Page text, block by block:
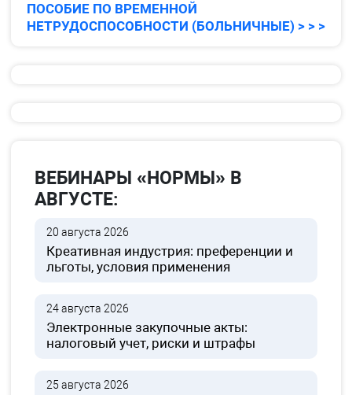
ПОСОБИЕ ПО ВРЕМЕННОЙ
НЕТРУДОСПОСОБНОСТИ (БОЛЬНИЧНЫЕ) > > >
ВЕБИНАРЫ «НОРМЫ» В
АВГУСТЕ:
20 августа 2026
Креативная индустрия: преференции и
льготы, условия применения
24 августа 2026
Электронные закупочные акты:
налоговый учет, риски и штрафы
25 августа 2026